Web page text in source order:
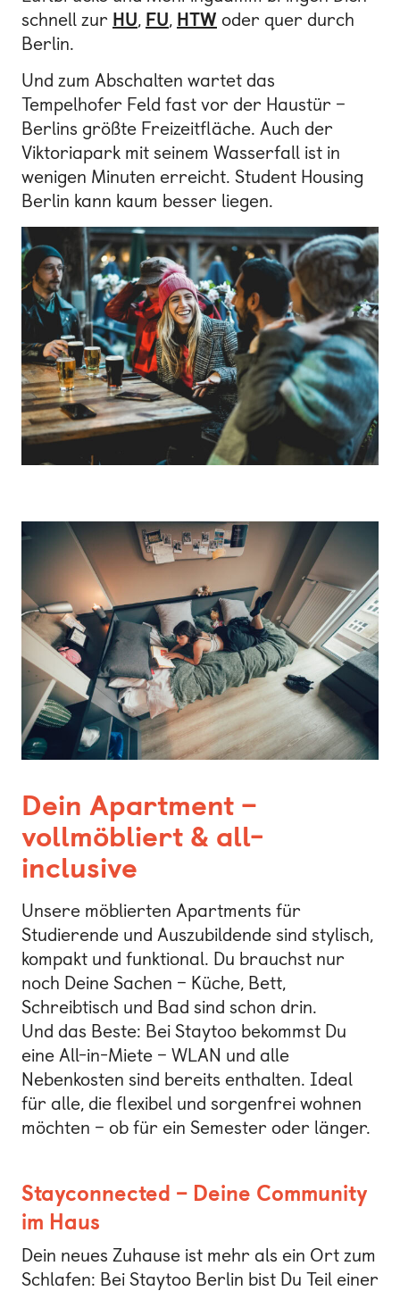
schnell zur HU, FU, HTW oder quer durch
Berlin.
Und zum Abschalten wartet das
Tempelhofer Feld fast vor der Haustür –
Berlins größte Freizeitfläche. Auch der
Viktoriapark mit seinem Wasserfall ist in
wenigen Minuten erreicht. Student Housing
Berlin kann kaum besser liegen.
Dein Apartment –
vollmöbliert & all-
inclusive
Unsere möblierten Apartments für
Studierende und Auszubildende sind stylisch,
kompakt und funktional. Du brauchst nur
noch Deine Sachen – Küche, Bett,
Schreibtisch und Bad sind schon drin.
Und das Beste: Bei Staytoo bekommst Du
eine All-in-Miete – WLAN und alle
Nebenkosten sind bereits enthalten. Ideal
für alle, die flexibel und sorgenfrei wohnen
möchten – ob für ein Semester oder länger.
Stayconnected – Deine Community
im Haus
Dein neues Zuhause ist mehr als ein Ort zum
Schlafen: Bei Staytoo Berlin bist Du Teil einer